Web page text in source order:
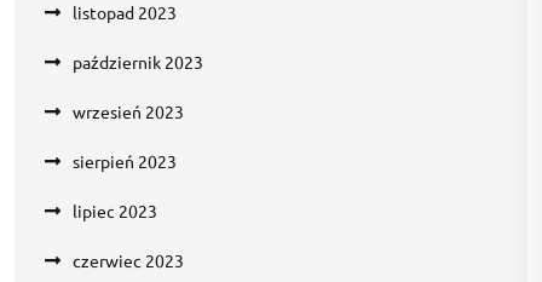
listopad 2023
październik 2023
wrzesień 2023
sierpień 2023
lipiec 2023
czerwiec 2023